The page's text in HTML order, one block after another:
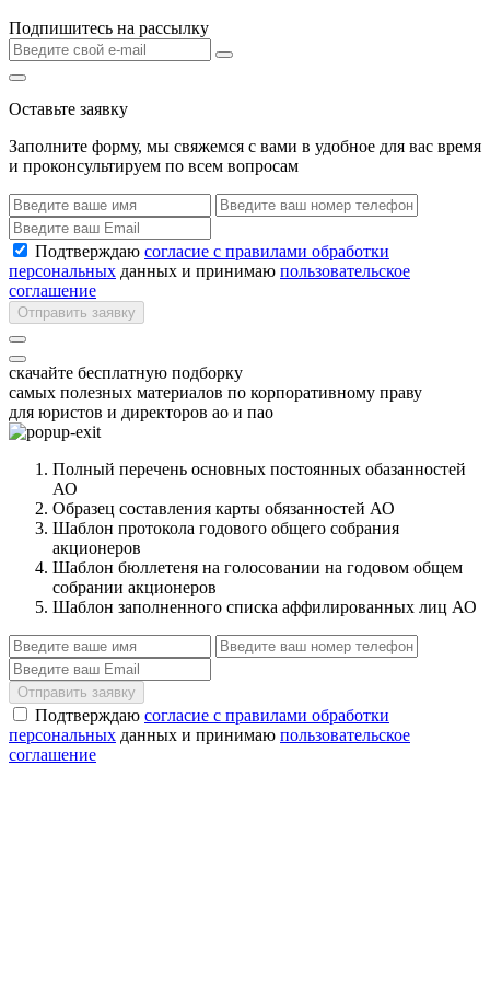
Подпишитесь на рассылку
Оставьте заявку
Заполните форму, мы свяжемся с вами в удобное для вас время
и проконсультируем по всем вопросам
Подтверждаю согласие с правилами обработки
персональных данных и принимаю пользовательское
соглашение
Отправить заявку
скачайте бесплатную подборку
самых полезных материалов по корпоративному праву
для юристов и директоров ао и пао
Полный перечень основных постоянных обазанностей
АО
Образец составления карты обязанностей АО
Шаблон протокола годового общего собрания
акционеров
Шаблон бюллетеня на голосовании на годовом общем
собрании акционеров
Шаблон заполненного списка аффилированных лиц АО
Отправить заявку
Подтверждаю согласие с правилами обработки
персональных данных и принимаю пользовательское
соглашение